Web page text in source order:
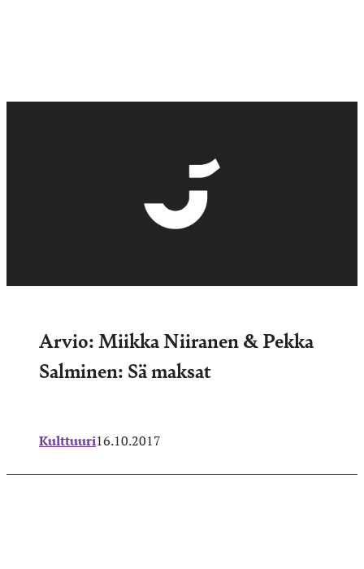
Arvio: Miikka Niiranen & Pekka
Salminen: Sä maksat
Kulttuuri16.10.2017